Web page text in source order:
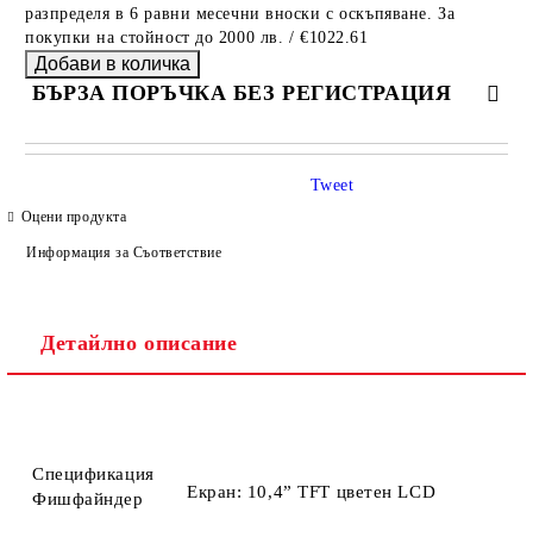
разпределя в 6 равни месечни вноски с оскъпяване. За
покупки на стойност до 2000 лв. / €1022.61
БЪРЗА ПОРЪЧКА БЕЗ РЕГИСТРАЦИЯ
САМО ПОПЪЛНЕТЕ 4 ПОЛЕТА
Оцени продукта
Информация за Съответствие
Tweet
Детайлно описание
Спецификация
Фишфайндер
Екран: 10,4” TFT цветен LCD